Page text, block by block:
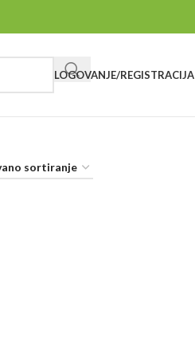
LOGOVANJE/REGISTRACIJA